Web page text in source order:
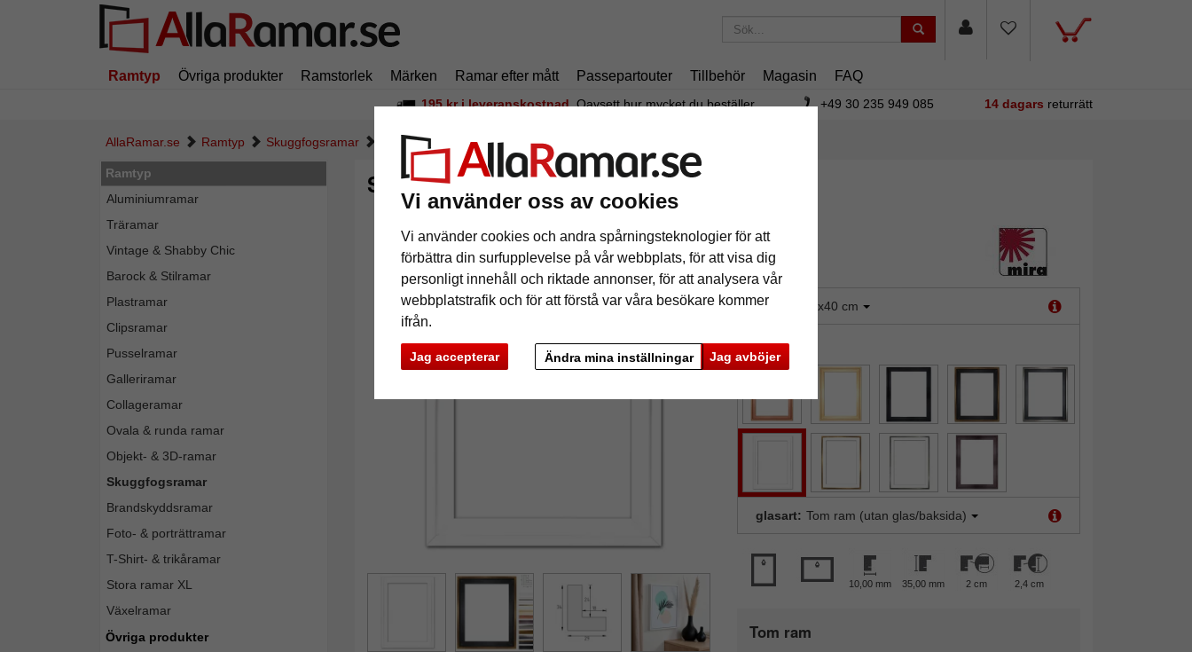
Vi använder oss av cookies
Vi använder cookies och andra spårningsteknologier för att
förbättra din surfupplevelse på vår webbplats, för att visa dig
personligt innehåll och riktade annonser, för att analysera vår
webbplatstrafik och för att förstå var våra besökare kommer
ifrån.
Jag accepterar Jag avböjer
Ändra mina inställningar
Ramtyp Övriga produkter Ramstorlek Märken Ramar efter mått Passepartouter Tillbehör Magasin FAQ
195 kri leveranskostnad.Oavsett hur mycket du beställer. +49 30 235 949 085 14 dagars returrätt
AllaRamar.se Ramtyp Skuggfogsramar Skuggfogsram Eclipse, vit
Ramtyp
Aluminiumramar
Träramar
Vintage & Shabby Chic
Barock & Stilramar
Plastramar
Clipsramar
Pusselramar
Galleriramar
Collageramar
Ovala & runda ramar
Objekt- & 3D-ramar
Skuggfogsramar
Brandskyddsramar
Foto- & porträttramar
T-Shirt- & trikåramar
Stora ramar XL
Växelramar
Övriga produkter
Skuggfogsram Eclipse, vit
format: 40x40 cm
färg: vit
glasart: Tom ram (utan glas/baksida)
10,00 mm 35,00 mm 2 cm 2,4 cm
Tom ram